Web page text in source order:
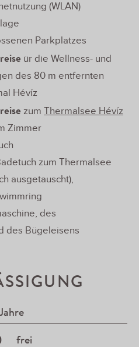
(WLAN)
Parkplatzes
ür die Wellness- und
des 80 m entfernten
Hévíz
zum Thermalsee Hévíz
Zimmer
zum Thermalsee
ausgetauscht),
des
des Bügeleisens
frei